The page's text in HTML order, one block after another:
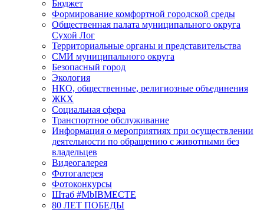
Бюджет
Формирование комфортной городской среды
Общественная палата муниципального округа
Сухой Лог
Территориальные органы и представительства
СМИ муниципального округа
Безопасный город
Экология
НКО, общественные, религиозные объединения
ЖКХ
Социальная сфера
Транспортное обслуживание
Информация о мероприятиях при осуществлении
деятельности по обращению с животными без
владельцев
Видеогалерея
Фотогалерея
Фотоконкурсы
Штаб #MbIBMECTE
80 ЛЕТ ПОБЕДЫ